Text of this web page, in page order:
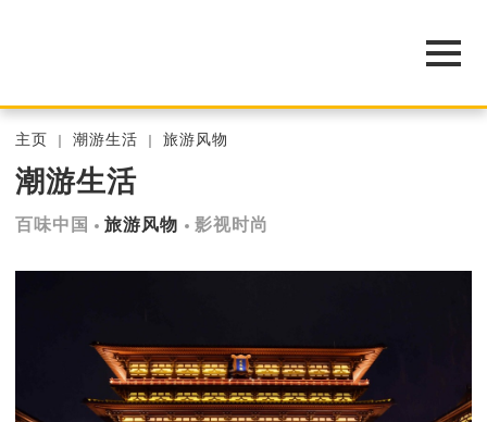
主页 潮游生活 旅游风物
潮游生活
百味中国 旅游风物 影视时尚